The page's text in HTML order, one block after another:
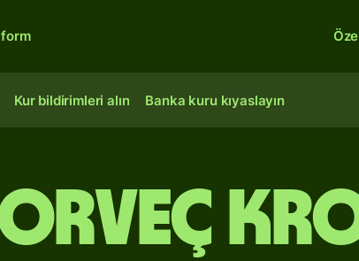
Kur bildirimleri alın Banka kuru kıyaslayın